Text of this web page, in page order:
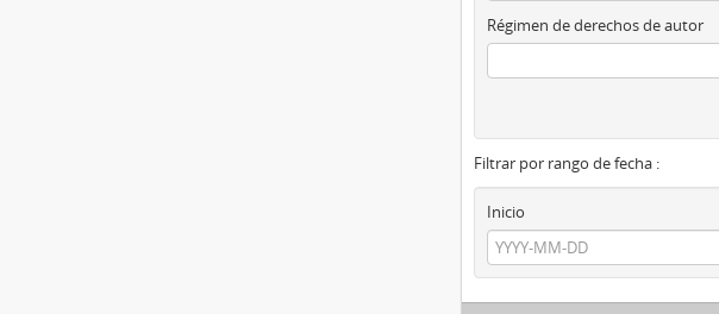
Régimen de derechos de autor
Filtrar por rango de fecha :
Inicio